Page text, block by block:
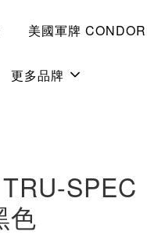
美國軍牌 CONDOR
更多品牌
TRU-
色